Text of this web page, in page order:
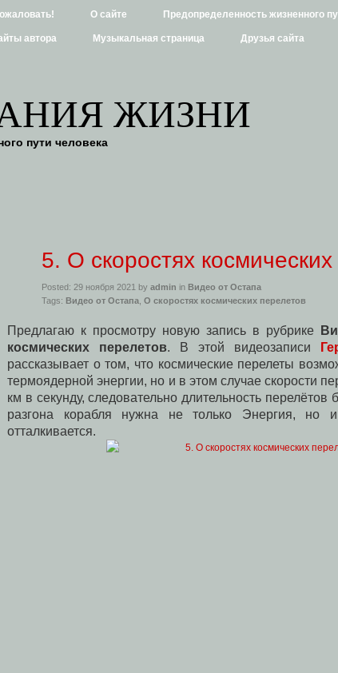
О сайте Предопределенность жизненного
автора Музыкальная страница Друзья сайта
ЖИЗНИ
пути человека
5. О скоростях
Posted: 29 ноября 2021 by admin in Видео от Остапа
Tags: Видео от Остапа О скоростях космических перелетов
Предлагаю к просмотру новую запись в рубрике
космических перелетов. В этой видеозаписи
рассказывает о том, что космические перелеты
термоядерной энергии, но и в этом случае скорости
км в секунду, следовательно длительность
разгона корабля нужна не только Энергия, но
отталкивается.